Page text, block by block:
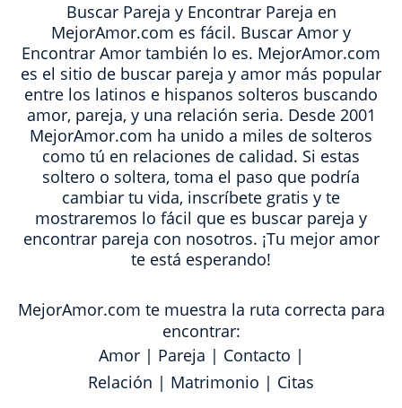
Buscar Pareja y Encontrar Pareja en
MejorAmor.com es fácil. Buscar Amor y
Encontrar Amor también lo es. MejorAmor.com
es el sitio de buscar pareja y amor más popular
entre los latinos e hispanos solteros buscando
amor, pareja, y una relación seria. Desde 2001
MejorAmor.com ha unido a miles de solteros
como tú en relaciones de calidad. Si estas
soltero o soltera, toma el paso que podría
cambiar tu vida, inscríbete gratis y te
mostraremos lo fácil que es buscar pareja y
encontrar pareja con nosotros. ¡Tu mejor amor
te está esperando!
MejorAmor.com te muestra la ruta correcta para
encontrar:
Amor| Pareja | Contacto |
Relación | Matrimonio | Citas